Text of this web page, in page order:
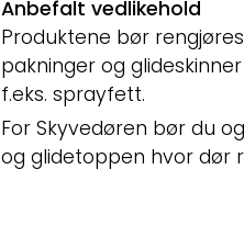
Anbefalt vedlikehold
Produktene bør
pakninger og
f.eks. sprayfett.
For Skyvedøren bør du
og glidetoppen hvor dør